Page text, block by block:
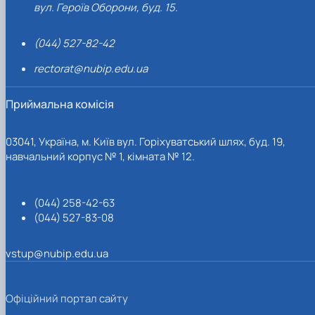
провадження освітньої
урахуванням Положення «Про
Національному університеті
природокористування України»
Вченої ради НУБіП України №1
від 15.08.2024 р., «Положення
процесу в Національному
університеті біоресурсів і
(протокол №1 від 15.08.2024 р.),
України від 17.11. 2020 р. № 1420.
вул. Героїв Оборони, буд. 15.
(044) 527-82-42
rectorat@nubip.edu.ua
Приймальна комісія
03041, Україна, м. Київ вул. Горіхуватський шлях, буд. 19,
навчальний корпус № 1, кімната № 12.
(044) 258-42-63
(044) 527-83-08
vstup@nubip.edu.ua
Офіційний портал сайту